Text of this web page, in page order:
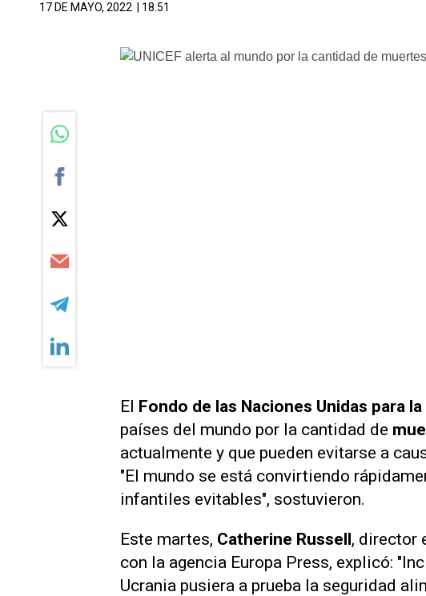
17 DE MAYO, 2022 | 18.51
El Fondo de las Naciones Unidas para
países del mundo por la cantidad de
actualmente y que pueden evitarse a
"El mundo se está convirtiendo
infantiles evitables", sostuvieron.
Este martes, Catherine Russell, director
con la agencia Europa Press, explicó:
Ucrania pusiera a prueba la seguridad